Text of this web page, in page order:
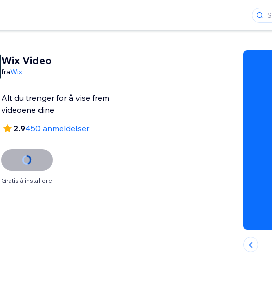
Wix Video
fraWix
Alt du trenger for å vise frem
videoene dine
2.9450 anmeldelser
Gratis å installere